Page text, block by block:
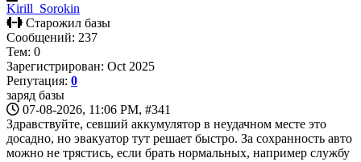
Kirill_Sorokin
Старожил базы
Сообщений: 237
Тем: 0
Зарегистрирован: Oct 2025
Репутация: 0
заряд базы
07-08-2026, 11:06 PM, #341
Здравствуйте, севший аккумулятор в неудачном месте это
досадно, но эвакуатор тут решает быстро. За сохранность авто
можно не трястись, если брать нормальных, например службу